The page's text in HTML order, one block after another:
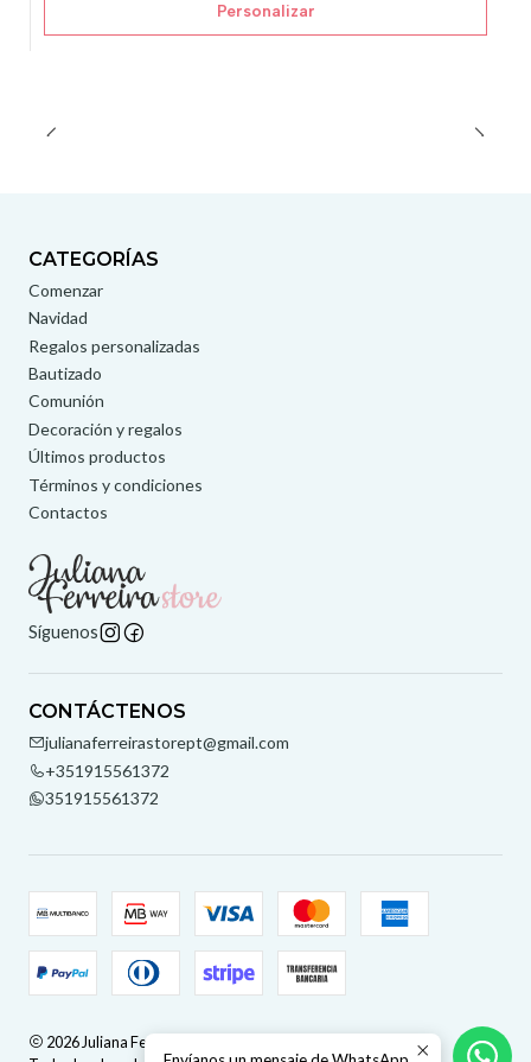
Personalizar
CATEGORÍAS
Comenzar
Navidad
Regalos personalizadas
Bautizado
Comunión
Decoración y regalos
Últimos productos
Términos y condiciones
Contactos
Síguenos
CONTÁCTENOS
julianaferreirastorept@gmail.com
+351915561372
351915561372
2026 Juliana Ferreira Store.